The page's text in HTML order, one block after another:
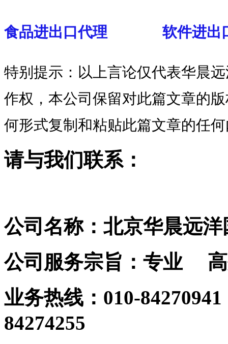
食品进出口代理 软件进出
特别提示：以上言论仅代表华晨
作权，本公司保留对此篇文章的
何形式复制和粘贴此篇文章的任
请与我们联系：
公司名称：北京华晨远
公司服务宗旨：专
业务热线：010-
84274255